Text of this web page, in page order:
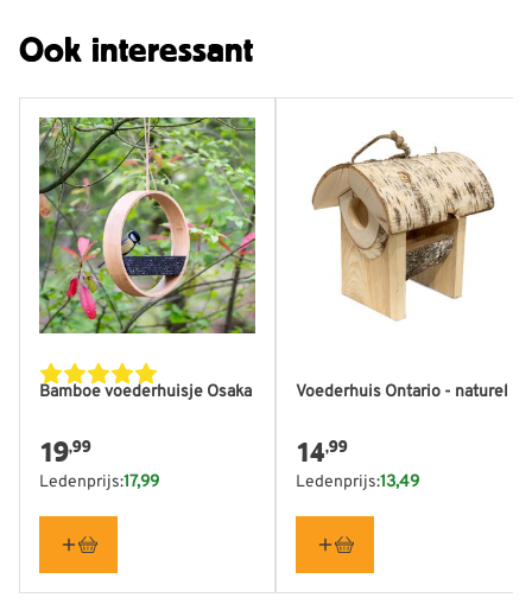
Ook interessant
Bamboe voederhuisje Osaka
19,99
Ledenprijs:17,99
Voederhuis Ontario - naturel
14,99
Ledenprijs:13,49